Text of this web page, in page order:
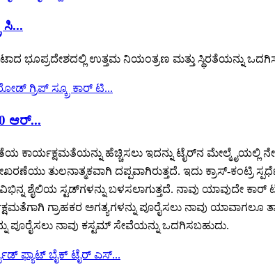
ಸಿ...
ಭೂಪ್ರದೇಶದಲ್ಲಿ ಉತ್ತಮ ನಿಯಂತ್ರಣ ಮತ್ತು ಸ್ಥಿರತೆಯನ್ನು
ಆರ್...
ಕಾರ್ಯಕ್ಷಮತೆಯನ್ನು ಹೆಚ್ಚಿಸಲು ಇದನ್ನು ಟೈರ್‌ನ ಮೇಲ್ಮೈಯಲ್ಲಿ
ತುಲನಾತ್ಮಕವಾಗಿ ದಪ್ಪವಾಗಿರುತ್ತದೆ. ಇದು ಕ್ರಾಸ್-ಕಂಟ್ರಿ
ಶೈಲಿಯ ಸ್ಟಡ್‌ಗಳನ್ನು ಬಳಸಲಾಗುತ್ತದೆ. ನಾವು ಯಾವುದೇ
ಗ್ರಾಹಕರ ಅಗತ್ಯಗಳನ್ನು ಪೂರೈಸಲು ನಾವು
ಪೂರೈಸಲು ನಾವು ಕಸ್ಟಮ್ ಸೇವೆಯನ್ನು ಒದಗಿಸಬಹುದು.